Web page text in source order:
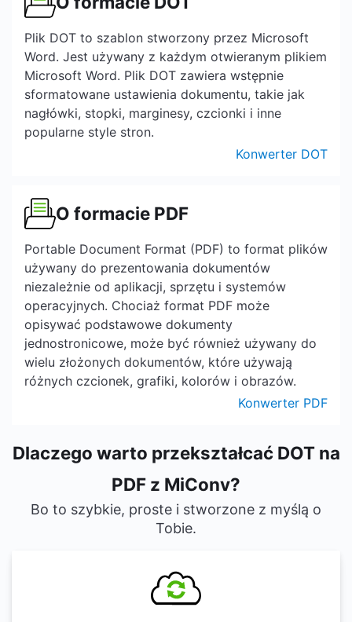
Plik DOT to szablon stworzony przez Microsoft
Word. Jest używany z każdym otwieranym plikiem
Microsoft Word. Plik DOT zawiera wstępnie
sformatowane ustawienia dokumentu, takie jak
nagłówki, stopki, marginesy, czcionki i inne
popularne style stron.
Konwerter DOT
O formacie PDF
Portable Document Format (PDF) to format plików
używany do prezentowania dokumentów
niezależnie od aplikacji, sprzętu i systemów
operacyjnych. Chociaż format PDF może
opisywać podstawowe dokumenty
jednostronicowe, może być również używany do
wielu złożonych dokumentów, które używają
różnych czcionek, grafiki, kolorów i obrazów.
Konwerter PDF
Dlaczego warto przekształcać DOT na
PDF z MiConv?
Bo to szybkie, proste i stworzone z myślą o
Tobie.